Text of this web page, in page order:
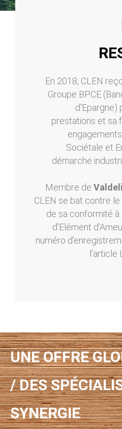
En 2018, CLEN
Groupe BPCE
d'Epargne)
prestations et sa
Sociétale et
démarche
Membre de
CLEN se bat contre
de sa conformité
d’Elément
numéro
l’article
UNE OFFRE
/ DES
SYNERGIE